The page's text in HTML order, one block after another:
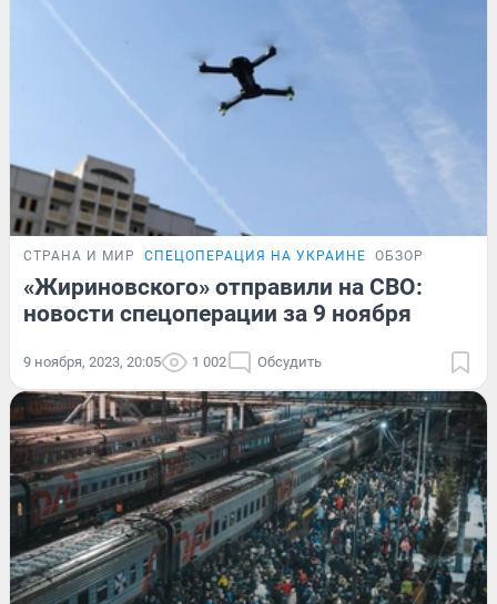
СТРАНА И МИР СПЕЦОПЕРАЦИЯ НА УКРАИНЕ ОБЗОР
«Жириновского» отправили на СВО:
новости спецоперации за 9 ноября
9 ноября, 2023, 20:05 1 002 Обсудить